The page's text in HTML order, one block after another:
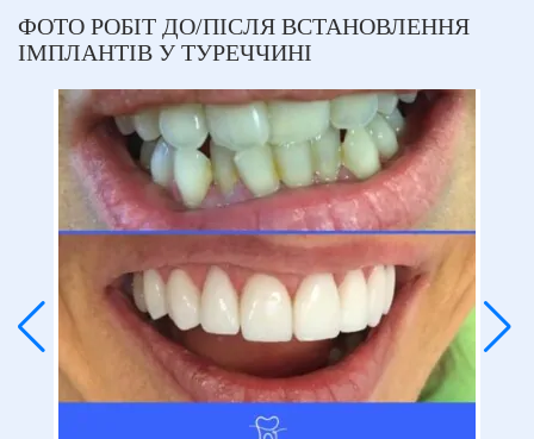
ФОТО РОБІТ ДО/ПІСЛЯ ВСТАНОВЛЕННЯ
ІМПЛАНТІВ У ТУРЕЧЧИНІ